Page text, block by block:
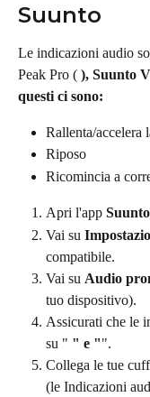
Suunto
Le indicazioni audio
Peak Pro ( ), Suunto
questi ci sono:
Rallenta/accelera
Riposo
Ricomincia a
Apri l'app Suunto
Vai su
compatibile.
Vai su Audio
tuo dispositivo).
Assicurati che le
su " " e "".
Collega le tue
(le Indicazioni